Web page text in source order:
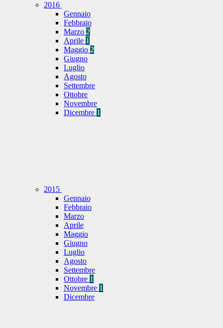
2016
Gennaio
Febbraio
Marzo 2
Aprile 1
Maggio 2
Giugno
Luglio
Agosto
Settembre
Ottobre
Novembre
Dicembre 1
2015
Gennaio
Febbraio
Marzo
Aprile
Maggio
Giugno
Luglio
Agosto
Settembre
Ottobre 1
Novembre 1
Dicembre